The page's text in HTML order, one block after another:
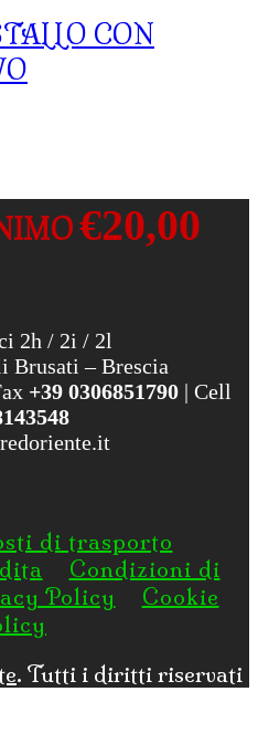
CON
€20,00
2h / 2i / 2l
Brusati – Brescia
+39 0306851790 | Cell
di trasporto
Condizioni di
Policy
Cookie
. Tutti i diritti riservati